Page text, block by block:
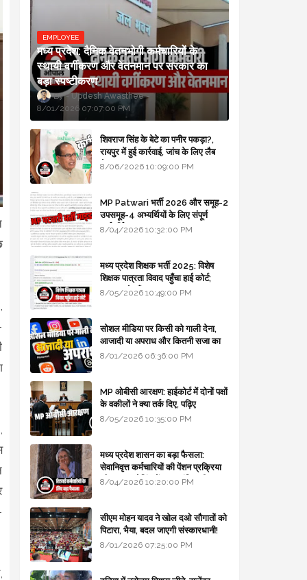
EMPLOYEE
मध्य प्रदेश: दैनिक वेतनभोगी कर्मचारियों के
स्थायी वर्गीकरण और वेतनमान पर सरकार का
बड़ा स्पष्टीकरण
Updesh Awasthee
8/01/2026 07:07:00 PM
शिवराज सिंह के बेटे का पनीर पकड़ा?,
रायपुर में हुई कार्रवाई, जांच के लिए लैब
भेजा
8/06/2026 10:09:00 PM
MP Patwari भर्ती 2026 और समूह-2
उपसमूह-4 अभ्यर्थियों के लिए संपूर्ण
मार्गदर्शिका
8/04/2026 10:32:00 PM
मध्य प्रदेश शिक्षक भर्ती 2025: विशेष
शिक्षक पात्रता विवाद पहुँचा हाई कोर्ट;
सरकार से माँगा जवाब
8/05/2026 10:49:00 PM
सोशल मीडिया पर किसी को गाली देना,
आजादी या अपराध और कितनी सजा का
प्रावधान - free legal advice
8/01/2026 06:36:00 PM
MP ओबीसी आरक्षण: हाईकोर्ट में दोनों पक्षों
के वकीलों ने क्या तर्क दिए, पढ़िए
8/05/2026 10:35:00 PM
मध्य प्रदेश शासन का बड़ा फैसला:
सेवानिवृत्त कर्मचारियों की पेंशन प्रक्रिया
और बजट कोडिंग में हुए क्रांतिकारी
8/04/2026 10:20:00 PM
सीएम मोहन यादव ने खोल दओ सौगातों को
पिटारा, भैया, बदल जाएगी संस्कारधानी!
8/01/2026 07:25:00 PM